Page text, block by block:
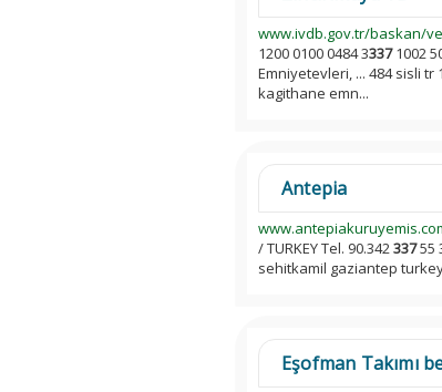
www.ivdb.gov.tr/baskan/
1200 0100 0484 33371002
Emniyetevleri, ... 484 sisli tr
kagithane emn...
Antepia
/ TURKEY Tel. 90.34233755
sehitkamil gaziantep
Eşofman Takımı